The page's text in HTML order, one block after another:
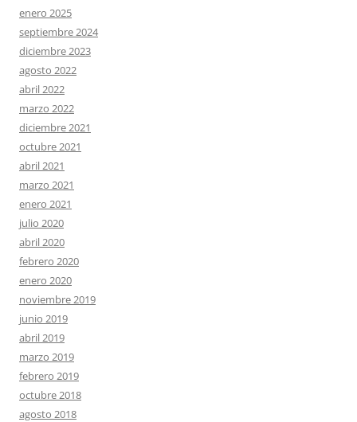
enero 2025
septiembre 2024
diciembre 2023
agosto 2022
abril 2022
marzo 2022
diciembre 2021
octubre 2021
abril 2021
marzo 2021
enero 2021
julio 2020
abril 2020
febrero 2020
enero 2020
noviembre 2019
junio 2019
abril 2019
marzo 2019
febrero 2019
octubre 2018
agosto 2018